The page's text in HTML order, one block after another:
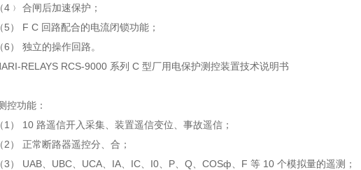
（4﹚ 合闸后加速保护；
（5） F C 回路配合的电流闭锁功能；
（6） 独立的操作回路。
RELAYS RCS-9000 系列 C 型厂用电保护测控装置技术说明书
控功能：
（1） 10 路遥信开入采集、装置遥信变位、事故遥信；
（2） 正常断路器遥控分、合；
（3） UAB、UBC、UCA、IA、IC、I0、P、Q、COSф、F 等 10 个模拟量的遥测；